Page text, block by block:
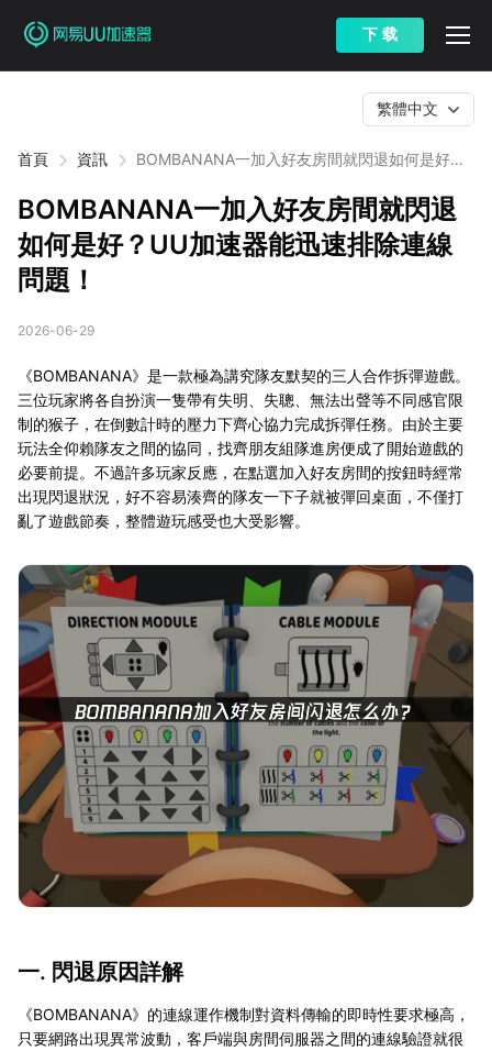
下 载
首頁 資訊
BOMBANANA一加入好友房間就閃退如何是好？
繁體中文
BOMBANANA一加入好友房間就閃退
如何是好？UU加速器能迅速排除連線
問題！
2026-06-29
《BOMBANANA》是一款極為講究隊友默契的三人合作拆彈遊戲。
三位玩家將各自扮演一隻帶有失明、失聰、無法出聲等不同感官限
制的猴子，在倒數計時的壓力下齊心協力完成拆彈任務。由於主要
玩法全仰賴隊友之間的協同，找齊朋友組隊進房便成了開始遊戲的
必要前提。不過許多玩家反應，在點選加入好友房間的按鈕時經常
出現閃退狀況，好不容易湊齊的隊友一下子就被彈回桌面，不僅打
亂了遊戲節奏，整體遊玩感受也大受影響。
一. 閃退原因詳解
《BOMBANANA》的連線運作機制對資料傳輸的即時性要求極高，
只要網路出現異常波動，客戶端與房間伺服器之間的連線驗證就很